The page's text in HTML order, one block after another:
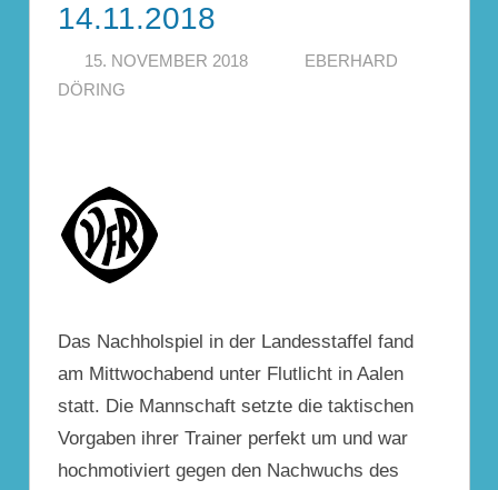
14.11.2018
15. NOVEMBER 2018
EBERHARD
DÖRING
Das Nachholspiel in der Landesstaffel fand
am Mittwochabend unter Flutlicht in Aalen
statt. Die Mannschaft setzte die taktischen
Vorgaben ihrer Trainer perfekt um und war
hochmotiviert gegen den Nachwuchs des